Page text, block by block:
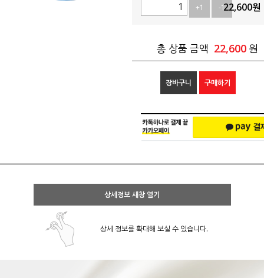
+1
-122,600원
총 상품 금액 22,600 원
장바구니 구매하기
상세정보 새창 열기
상세 정보를 확대해 보실 수 있습니다.